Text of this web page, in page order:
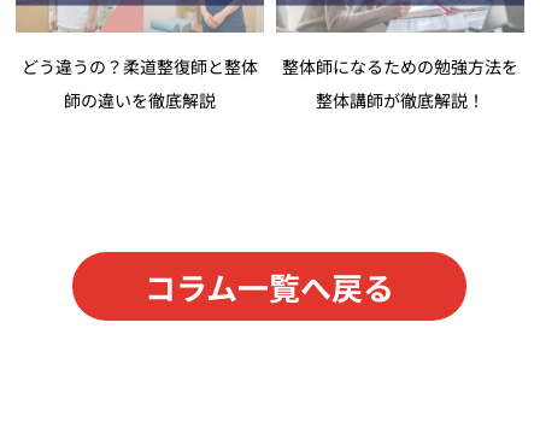
どう違うの？柔道整復師と整体
師の違いを徹底解説
整体師になるための勉強方法を
整体講師が徹底解説！
コラム一覧へ戻る